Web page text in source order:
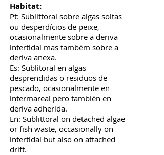
Habitat:
Pt: Sublittoral sobre algas soltas
ou desperdícios de peixe,
ocasionalmente sobre a deriva
intertidal mas também sobre a
deriva anexa.
Es: Sublitoral en algas
desprendidas o residuos de
pescado, ocasionalmente en
intermareal pero también en
deriva adherida.
En: Sublittoral on detached algae
or fish waste, occasionally on
intertidal but also on attached
drift.